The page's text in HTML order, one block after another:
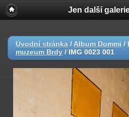
Jen další
Úvodní stránka / Album Dommi /
muzeum Brdy / IMG 0023 001